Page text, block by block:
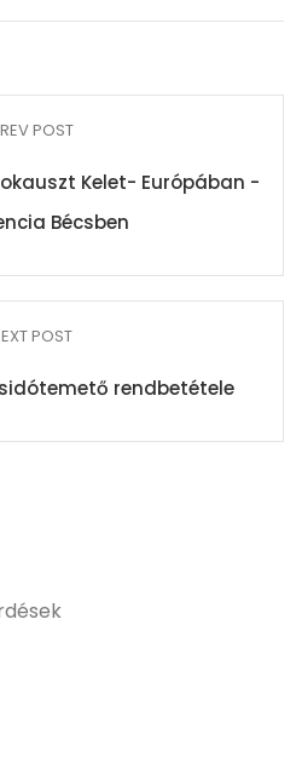
POST
Kelet- Európában -
Bécsben
POST
rendbetétele